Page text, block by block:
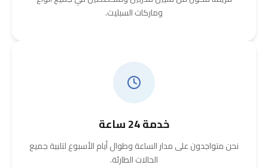
وماركات السبليت.
خدمة 24 ساعة
نحن متواجدون على مدار الساعة وطوال أيام الأسبوع لتلبية جميع
الحالات الطارئة.